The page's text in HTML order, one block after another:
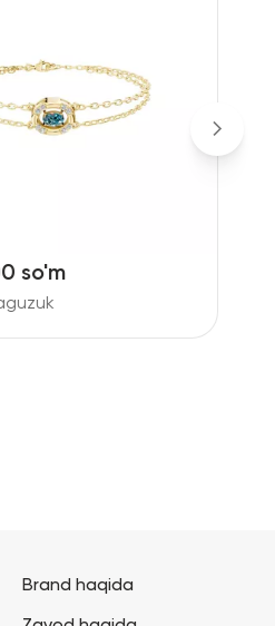
so'm
Brand haqida